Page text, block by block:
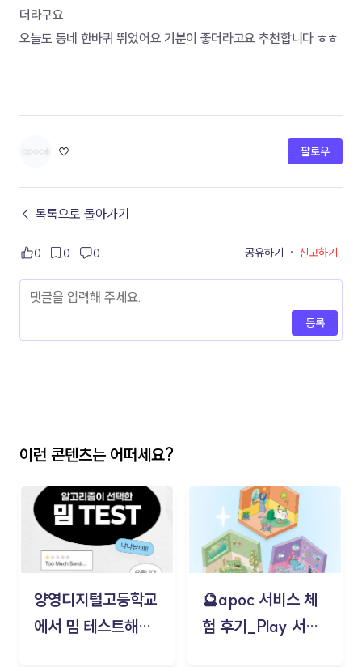
더라구요
오늘도 동네 한바퀴 뛰었어요 기분이 좋더라고요 추천합니다 ㅎㅎ
♡ 팔로우
← 목록으로 돌아가기
0 0 0 공유하기 · 신고하기
등록
이런 콘텐츠는 어떠세요?
양영디지털고등학교
에서 밈 테스트해보
🔮apoc 서비스 체
험 후기_Play 서비